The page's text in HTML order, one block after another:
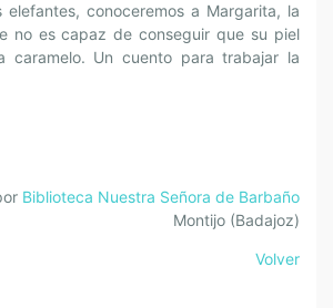
elefantes, conoceremos a Margarita, la
no es capaz de conseguir que su piel
caramelo. Un cuento para trabajar la
Biblioteca Nuestra Señora de Barbaño
Montijo (Badajoz)
Volver